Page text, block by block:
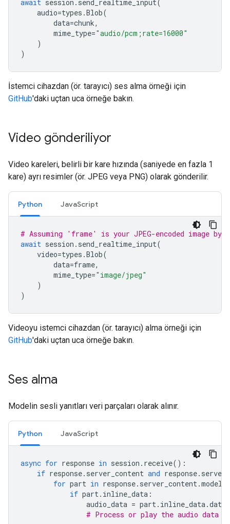
await session . send_realtime_input(
audio=types .Blob(
data=chunk,
mime_type="audio/pcm;rate=16000"
)
)
İstemci cihazdan (ör. tarayıcı) ses alma örneği için
GitHub'daki uçtan uca örneğe bakın.
Video gönderiliyor
Video kareleri, belirli bir kare hızında (saniyede en fazla 1
kare) ayrı resimler (ör. JPEG veya PNG) olarak gönderilir.
Python JavaScript
# Assuming 'frame' is your JPEG-encoded image
await session . send_realtime_input(
video=types .Blob(
data=frame,
mime_type="image/jpeg"
)
)
Videoyu istemci cihazdan (ör. tarayıcı) alma örneği için
GitHub'daki uçtan uca örneğe bakın.
Ses alma
Modelin sesli yanıtları veri parçaları olarak alınır.
Python JavaScript
async for response in session . receive():
if response. server_content and response.
for part in response. server_content.
if part. inline_data :
audio_data = part. inline_data.data
# Process or play the audio data